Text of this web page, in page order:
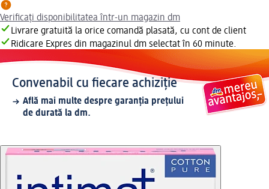
Verificați disponibilitatea într-un magazin dm
Livrare gratuită la orice comandă plasată, cu cont de client
Ridicare Expres din magazinul dm selectat în 60 minute.
Convenabil cu fiecare achiziție
Află mai multe despre garanția prețului
de durată la dm.